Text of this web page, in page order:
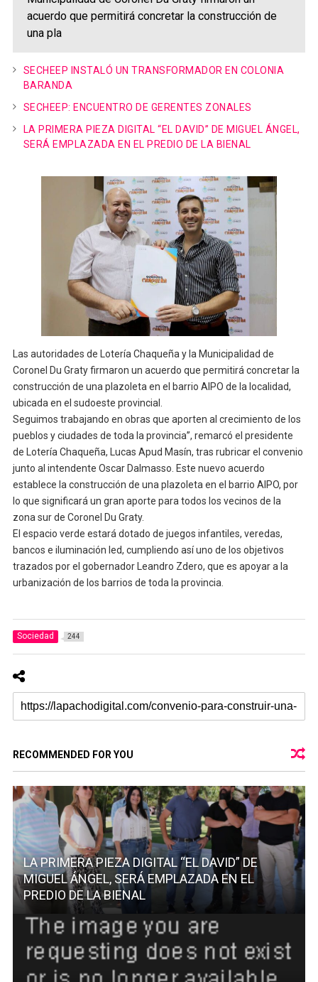
acuerdo que permitirá concretar la construcción de
una pla
SECHEEP INSTALÓ UN TRANSFORMADOR EN COLONIA
BARANDA
SECHEEP: ENCUENTRO DE GERENTES ZONALES
LA PRIMERA PIEZA DIGITAL “EL DAVID” DE MIGUEL ÁNGEL,
SERÁ EMPLAZADA EN EL PREDIO DE LA BIENAL
Las autoridades de Lotería Chaqueña y la Municipalidad de
Coronel Du Graty firmaron un acuerdo que permitirá concretar la
construcción de una plazoleta en el barrio AIPO de la localidad,
ubicada en el sudoeste provincial.
Seguimos trabajando en obras que aporten al crecimiento de los
pueblos y ciudades de toda la provincia”, remarcó el presidente
de Lotería Chaqueña, Lucas Apud Masín, tras rubricar el convenio
junto al intendente Oscar Dalmasso. Este nuevo acuerdo
establece la construcción de una plazoleta en el barrio AIPO, por
lo que significará un gran aporte para todos los vecinos de la
zona sur de Coronel Du Graty.
El espacio verde estará dotado de juegos infantiles, veredas,
bancos e iluminación led, cumpliendo así uno de los objetivos
trazados por el gobernador Leandro Zdero, que es apoyar a la
urbanización de los barrios de toda la provincia.
Sociedad 244
RECOMMENDED FOR YOU
LA PRIMERA PIEZA DIGITAL “EL DAVID” DE
MIGUEL ÁNGEL, SERÁ EMPLAZADA EN EL
PREDIO DE LA BIENAL